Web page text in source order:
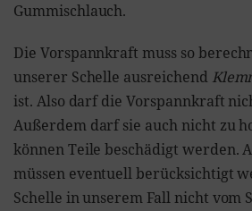
Gummischlauch.
Die Vorspannkraft muss so
unserer Schelle ausreichend
ist. Also darf die Vorspannkraft
Außerdem darf sie auch nicht zu
können Teile beschädigt werden.
müssen eventuell berücksichtigt
Schelle in unserem Fall nicht vom